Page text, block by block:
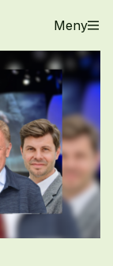
Meny